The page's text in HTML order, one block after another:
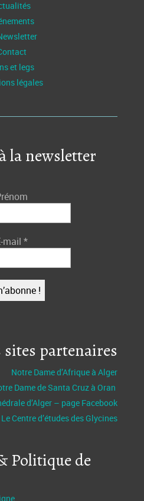
et legs
légales
la newsletter
mail*
sites partenaires
Notre Dame d’Afrique à Alger
Dame de Santa Cruz à Oran
d’Alger – page Facebook
Le Centre d’études des Glycines
Politique de